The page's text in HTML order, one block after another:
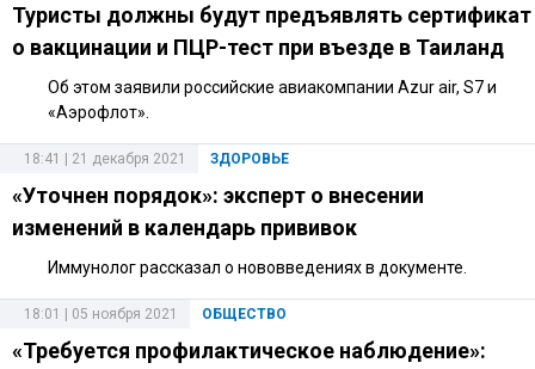
Туристы должны будут предъявлять сертификат
о вакцинации и ПЦР-тест при въезде в Таиланд
Об этом заявили российские авиакомпании Azur air, S7 и
«Аэрофлот».
ЗДОРОВЬЕ
18:41 | 21 декабря 2021
«Уточнен порядок»: эксперт о внесении
изменений в календарь прививок
Иммунолог рассказал о нововведениях в документе.
ОБЩЕСТВО
18:01 | 05 ноября 2021
«Требуется профилактическое наблюдение»: